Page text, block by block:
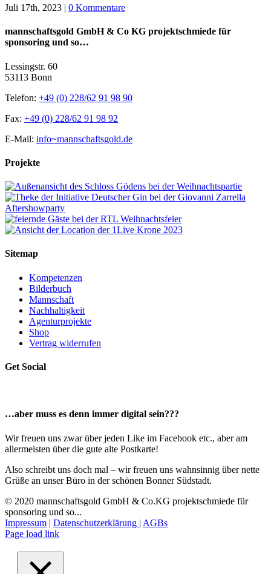
Juli 17th, 2023 | 0 Kommentare
mannschaftsgold GmbH & Co KG projektschmiede für
sponsoring und so…
Lessingstr. 60
53113 Bonn
Telefon: +49 (0) 228/62 91 98 90
Fax: +49 (0) 228/62 91 98 92
E-Mail: info~mannschaftsgold.de
Projekte
Sitemap
Kompetenzen
Bilderbuch
Mannschaft
Nachhaltigkeit
Agenturprojekte
Shop
Vertrag widerrufen
Get Social
…aber muss es denn immer digital sein???
Wir freuen uns zwar über jeden Like im Facebook etc., aber am
allermeisten über die gute alte Postkarte!
Also schreibt uns doch mal – wir freuen uns wahnsinnig über nette
Grüße an unser Büro in der schönen Bonner Südstadt.
© 2020 mannschaftsgold GmbH & Co.KG projektschmiede für
sponsoring und so...
Impressum | Datenschutzerklärung | AGBs
Facebook
Instagram
LinkedIn
E-
Page load link